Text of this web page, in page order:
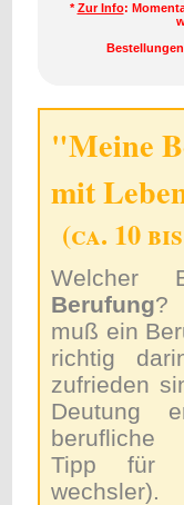
*Zur Info:
"Meine
mit
(ca. 10
Welcher
Berufung?
muß ein
richtig
zufrieden
Deutung
berufliche
Tipp für
wechsler).